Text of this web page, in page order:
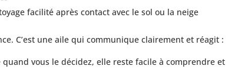
facilité après contact avec le sol ou la neige
C’est une aile qui communique clairement et réagit :
vous le décidez, elle reste facile à comprendre et